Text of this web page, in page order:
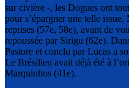
sur civière -, les Dogues ont
pour s’épargner une telle
reprises (57e, 58e), avant de
repoussée par Sirigu (62e).
Pastore et conclu par Lucas a
Le Brésilien avait déjà été à
Marquinhos (41e).